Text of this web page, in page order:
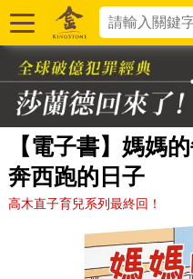
【電子書】媽媽
奔西跑的日子
高木直子育兒系列最終回！